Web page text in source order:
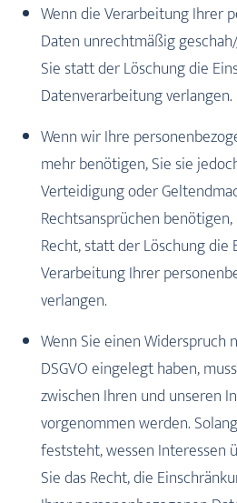
Wenn die Verarbeitung Ihrer
Daten unrechtmäßig
Sie statt der Löschung die
Datenverarbeitung verlangen.
Wenn wir Ihre
mehr benötigen, Sie sie
Verteidigung oder
Rechtsansprüchen
Recht, statt der Löschung die
Verarbeitung Ihrer
verlangen.
Wenn Sie einen Widerspruch
DSGVO eingelegt haben,
zwischen Ihren und unseren
vorgenommen werden.
feststeht, wessen Interessen
Sie das Recht, die